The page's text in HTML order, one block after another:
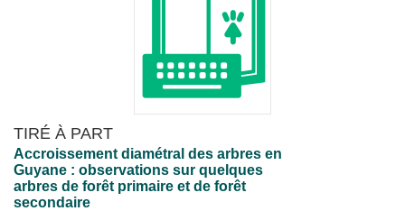
TIRÉ À PART
Accroissement diamétral des arbres en
Guyane : observations sur quelques
arbres de forêt primaire et de forêt
secondaire